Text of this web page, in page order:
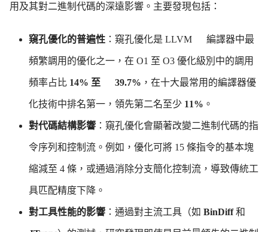
用及其對二進制代碼的深遠影響。主要發現包括：
窺孔優化的普遍性 ：窺孔優化是 LLVM 編譯器中最
頻繁調用的優化之一，在 O1 至 O3 優化級別中的調用
頻率占比 14% 至 39.7% ，在十大最常用的編譯器優
化技術中排名第一，領先第二名至少 11% 。
對代碼結構影響 ：窺孔優化會顯著改變二進制代碼的指
令序列和控制流。例如，優化可將 15 條指令的基本塊
縮減至 4 條，或通過消除分支簡化控制流，導致傳統工
具匹配精度下降。
對工具性能的影響 ：通過對主流工具（如 BinDiff 和